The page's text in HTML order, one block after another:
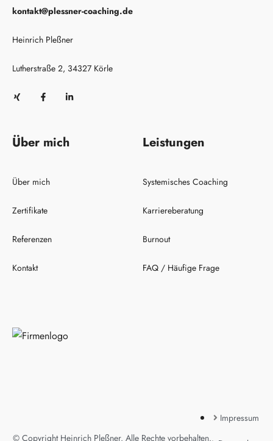
kontakt@plessner-coaching.de
Heinrich Pleßner
Lutherstraße 2, 34327 Körle
Über mich
Über mich
Zertifikate
Referenzen
Kontakt
Leistungen
Systemisches Coaching
Karriereberatung
Burnout
FAQ / Häufige Frage
© Copyright Heinrich Pleßner. Alle Rechte vorbehalten.
Impressum